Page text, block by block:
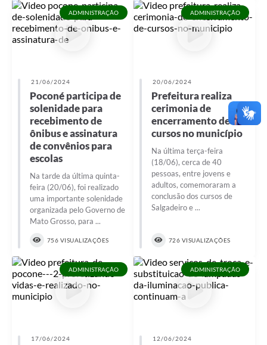
ADMINISTRAÇÃO
21/06/2024
Poconé participa de
solenidade para
recebimento de
ônibus e assinatura
de convênios para
escolas
Na tarde da última quinta-
feira (20/06), foi realizado
uma importante solenidade
organizada pelo Governo de
Mato Grosso, para ...
756 VISUALIZAÇÕES
ADMINISTRAÇÃO
20/06/2024
Prefeitura realiza
cerimonia de
encerramento de
cursos no município
Na última terça-feira
(18/06), cerca de 40
pessoas, entre jovens e
adultos, comemoraram a
conclusão dos cursos de
Salgadeiro e ...
726 VISUALIZAÇÕES
ADMINISTRAÇÃO
17/06/2024
ADMINISTRAÇÃO
12/06/2024